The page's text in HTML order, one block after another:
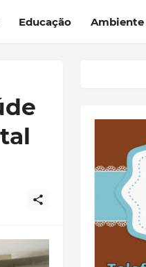
Educação Ambiente